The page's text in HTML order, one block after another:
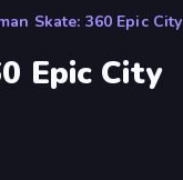
Skate: 360 Epic City
Epic City